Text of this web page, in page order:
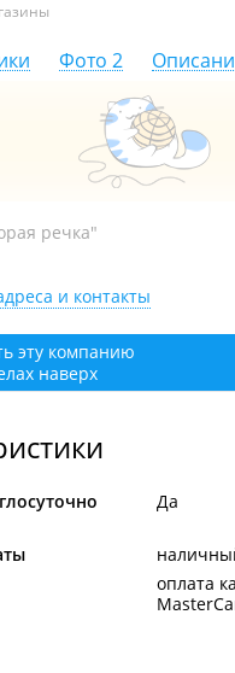
Фото 2
речка", ул. Русская, 48/1
77
речка"
и контакты
эту компанию
наверх
Да
оплата